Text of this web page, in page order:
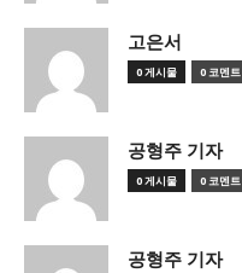
고은서
0 게시물 0 코멘트
공형주 기자
0 게시물 0 코멘트
공형주 기자